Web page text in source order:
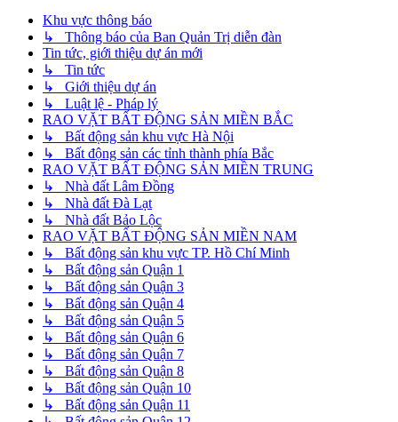
Khu vực thông báo
↳ Thông báo của Ban Quản Trị diễn đàn
Tin tức, giới thiệu dự án mới
↳ Tin tức
↳ Giới thiệu dự án
↳ Luật lệ - Pháp lý
RAO VẶT BẤT ĐỘNG SẢN MIỀN BẮC
↳ Bất động sản khu vực Hà Nội
↳ Bất động sản các tỉnh thành phía Bắc
RAO VẶT BẤT ĐỘNG SẢN MIỀN TRUNG
↳ Nhà đất Lâm Đồng
↳ Nhà đất Đà Lạt
↳ Nhà đất Bảo Lộc
RAO VẶT BẤT ĐỘNG SẢN MIỀN NAM
↳ Bất động sản khu vực TP. Hồ Chí Minh
↳ Bất động sản Quận 1
↳ Bất động sản Quận 3
↳ Bất động sản Quận 4
↳ Bất động sản Quận 5
↳ Bất động sản Quận 6
↳ Bất động sản Quận 7
↳ Bất động sản Quận 8
↳ Bất động sản Quận 10
↳ Bất động sản Quận 11